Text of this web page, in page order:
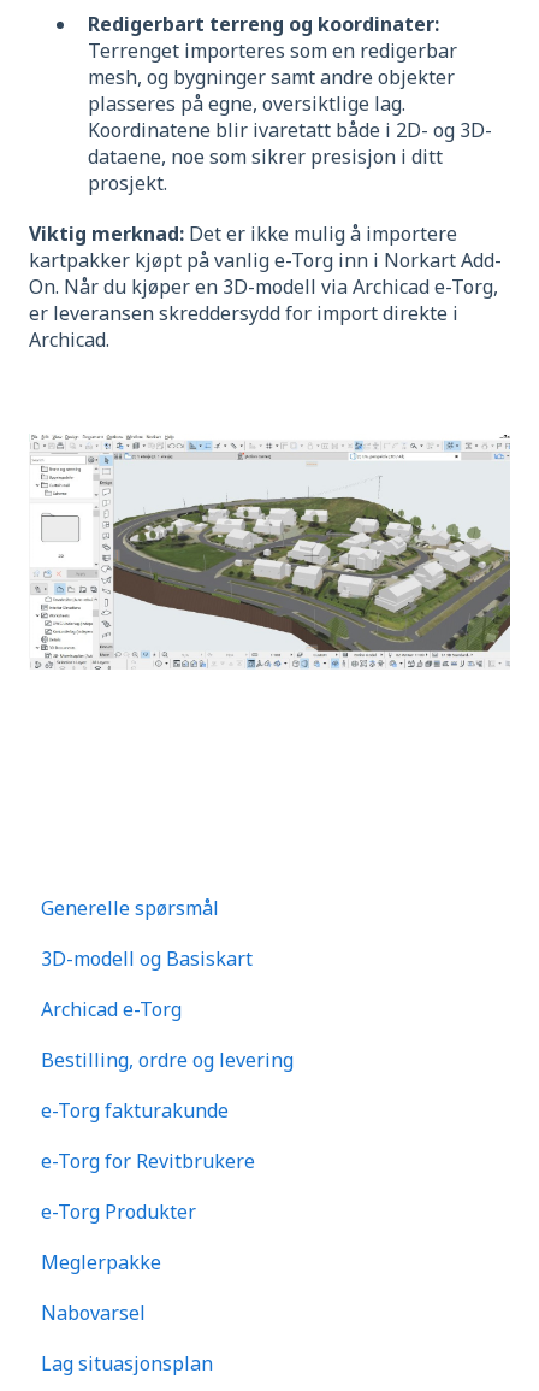
Redigerbart terreng og koordinater:
Terrenget importeres som en redigerbar
mesh, og bygninger samt andre objekter
plasseres på egne, oversiktlige lag.
Koordinatene blir ivaretatt både i 2D- og 3D-
dataene, noe som sikrer presisjon i ditt
prosjekt.
Viktig merknad: Det er ikke mulig å importere
kartpakker kjøpt på vanlig e-Torg inn i Norkart Add-
On. Når du kjøper en 3D-modell via Archicad e-Torg,
er leveransen skreddersydd for import direkte i
Archicad.
Generelle spørsmål
3D-modell og Basiskart
Archicad e-Torg
Bestilling, ordre og levering
e-Torg fakturakunde
e-Torg for Revitbrukere
e-Torg Produkter
Meglerpakke
Nabovarsel
Lag situasjonsplan